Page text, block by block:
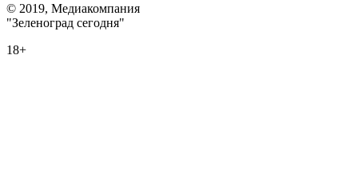
© 2019, Медиакомпания
"Зеленоград сегодня"
18+